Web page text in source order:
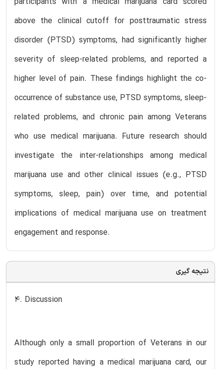
above the clinical cutoff for posttraumatic stress
disorder (PTSD) symptoms, had significantly higher
severity of sleep-related problems, and reported a
higher level of pain. These findings highlight the co-
occurrence of substance use, PTSD symptoms, sleep-
related problems, and chronic pain among Veterans
who use medical marijuana. Future research should
investigate the inter-relationships among medical
marijuana use and other clinical issues (e.g., PTSD
symptoms, sleep, pain) over time, and potential
implications of medical marijuana use on treatment
engagement and response.
نتیجه گیری
4. Discussion
Although only a small proportion of Veterans in our
study reported having a medical marijuana card, our